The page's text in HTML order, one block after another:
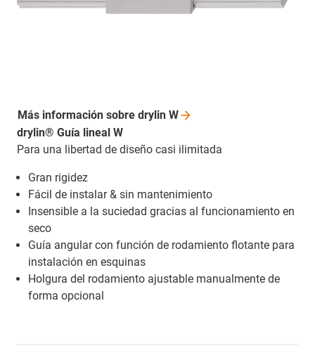
drylin® Guía lineal W
Para una libertad de diseño casi ilimitada
Gran rigidez
Fácil de instalar & sin mantenimiento
Insensible a la suciedad gracias al funcionamiento en
seco
Guía angular con función de rodamiento flotante para
instalación en esquinas
Holgura del rodamiento ajustable manualmente de
forma opcional
Más información sobre drylin W